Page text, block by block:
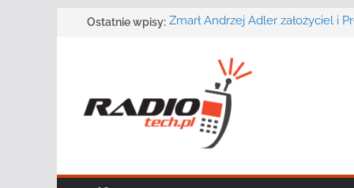
PrzejdźOstatnie wpisy: Zmarł Andrzej Adler założyciel i
radiowej ma 75 lat
DGT wraz z partnerami zaprasza
„Bezpieczeństwo, niezawodność
systemów teleinformatycznych”
Motorola Solutions oferuje
publicznego usługę łączności
Solutions